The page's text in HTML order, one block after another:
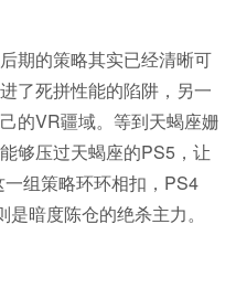
期的策略其实已经清晰可
了死拼性能的陷阱，另一
的VR疆域。等到天蝎座姗
够压过天蝎座的PS5，让
组策略环环相扣，PS4
暗度陈仓的绝杀主力。